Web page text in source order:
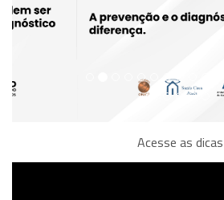
Acesse as dicas